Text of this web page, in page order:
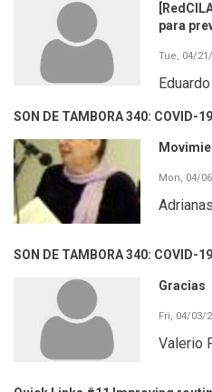
para
Tue, 04/
SON DE TAMBORA 340:
Mon, 04/
SON DE TAMBORA 340:
Gracias
Fri, 04/03/
Valerio